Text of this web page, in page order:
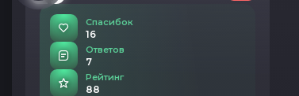
Спасибок
16
Ответов
7
Рейтинг
88